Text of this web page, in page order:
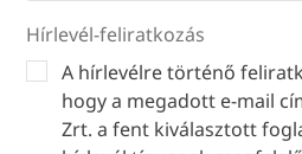
Hírlevél-feliratkozás
A hírlevélre történő
hogy a megadott e-mail
Zrt. a fent kiválasztott